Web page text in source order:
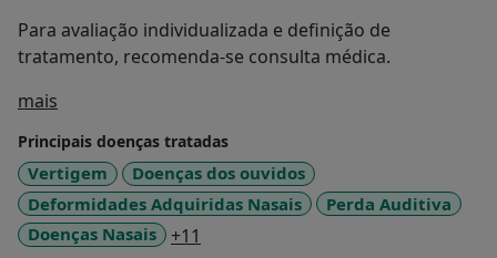
Para avaliação individualizada e definição de
tratamento, recomenda-se consulta médica.
mais
Principais doenças tratadas
Vertigem
Doenças dos ouvidos
Deformidades Adquiridas Nasais
Perda Auditiva
Doenças Nasais
+11